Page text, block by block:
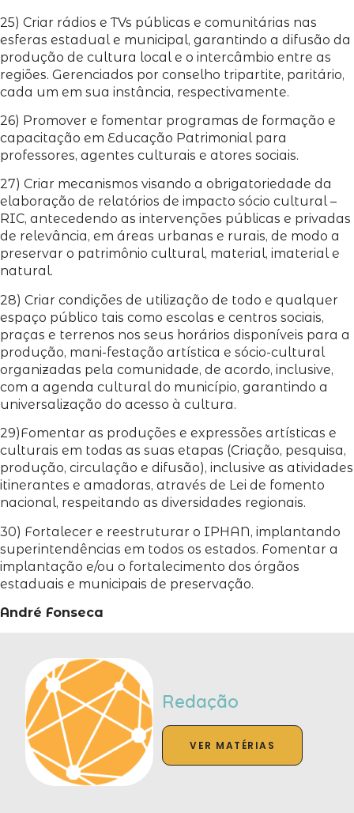
25) Criar rádios e TVs públicas e comunitárias nas
esferas estadual e municipal, garantindo a difusão da
produção de cultura local e o intercâmbio entre as
regiões. Gerenciados por conselho tripartite, paritário,
cada um em sua instância, respectivamente.
26) Promover e fomentar programas de formação e
capacitação em Educação Patrimonial para
professores, agentes culturais e atores sociais.
27) Criar mecanismos visando a obrigatoriedade da
elaboração de relatórios de impacto sócio cultural –
RIC, antecedendo as intervenções públicas e privadas
de relevância, em áreas urbanas e rurais, de modo a
preservar o patrimônio cultural, material, imaterial e
natural.
28) Criar condições de utilização de todo e qualquer
espaço público tais como escolas e centros sociais,
praças e terrenos nos seus horários disponíveis para a
produção, mani-festação artística e sócio-cultural
organizadas pela comunidade, de acordo, inclusive,
com a agenda cultural do município, garantindo a
universalização do acesso à cultura.
29)Fomentar as produções e expressões artísticas e
culturais em todas as suas etapas (Criação, pesquisa,
produção, circulação e difusão), inclusive as atividades
itinerantes e amadoras, através de Lei de fomento
nacional, respeitando as diversidades regionais.
30) Fortalecer e reestruturar o IPHAN, implantando
superintendências em todos os estados. Fomentar a
implantação e/ou o fortalecimento dos órgãos
estaduais e municipais de preservação.
André Fonseca
Redação
VER MATÉRIAS